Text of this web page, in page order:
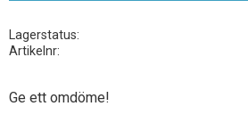
Lagerstatus
Artikelnr
Ge ett omdöme!